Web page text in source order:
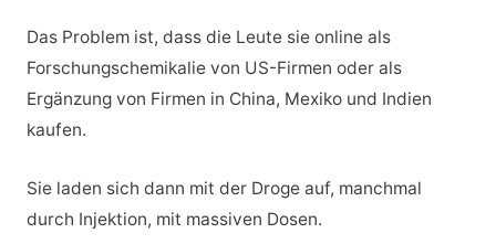
Das Problem ist, dass die Leute sie online als
Forschungschemikalie von US-Firmen oder als
Ergänzung von Firmen in China, Mexiko und Indien
kaufen.
Sie laden sich dann mit der Droge auf, manchmal
durch Injektion, mit massiven Dosen.